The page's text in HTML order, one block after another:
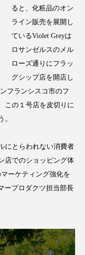
ミュニケーション
ーン
シャネル
スパ
チ
ると、化粧品のオン
ライン販売を展開し
ているViolet Greyは
ロサンゼルスのメル
ローズ通りにフラッ
グシップ店を開店し
フランシスコ市のフ
この１号店を皮切りに
。
にとらわれない消費者
店でのショッピング体
ーケティング強化を
ープロダクツ担当部長